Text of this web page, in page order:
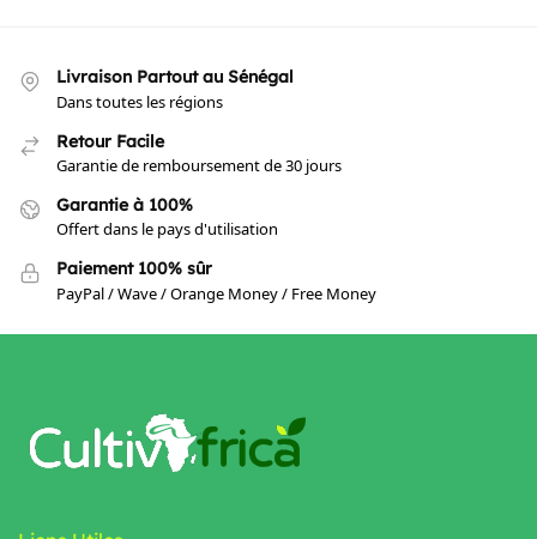
Livraison Partout au Sénégal
Dans toutes les régions
Retour Facile
Garantie de remboursement de 30 jours
Garantie à 100%
Offert dans le pays d'utilisation
Paiement 100% sûr
PayPal / Wave / Orange Money / Free Money